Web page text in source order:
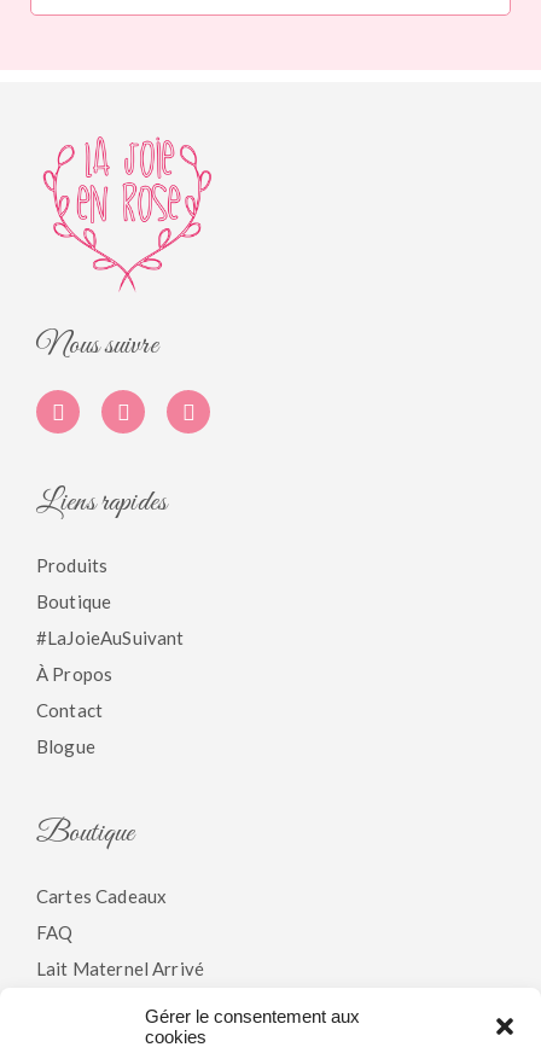
Gérer le consentement aux
cookies
Nous suivre
Liens rapides
Produits
Boutique
#LaJoieAuSuivant
À Propos
Contact
Blogue
Boutique
Cartes Cadeaux
FAQ
Lait Maternel Arrivé